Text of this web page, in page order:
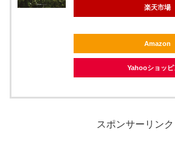
楽天市場
Amazon
Yahooショッピ
スポンサーリンク